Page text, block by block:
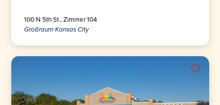
100 N 5th St., Zimmer 104
Großraum Kansas City